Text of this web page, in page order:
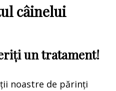
câinelui
un tratament!
noastre de părinți